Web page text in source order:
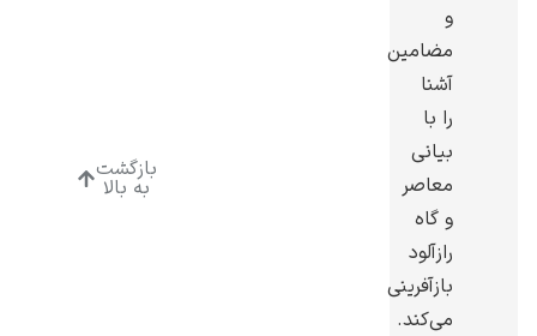
و
مضامین
آشنا
را با
بیانی
معاصر
و گاه
رازآلود
بازآفرینی
می‌کند.
بازگشت
به بالا